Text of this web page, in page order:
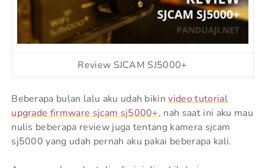
Review SJCAM SJ5000+
Beberapa bulan lalu aku udah bikinvideo tutorial
upgrade firmware sjcam sj5000+, nah saat ini aku mau
nulis beberapa review juga tentang kamera sjcam
sj5000 yang udah pernah aku pakai beberapa kali.